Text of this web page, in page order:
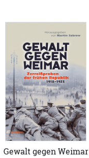
Gewalt gegen Weimar